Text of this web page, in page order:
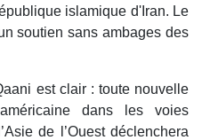
islamique d'Iran. Le
soutien sans ambages des
est clair : toute nouvelle
dans les voies
de l’Ouest déclenchera